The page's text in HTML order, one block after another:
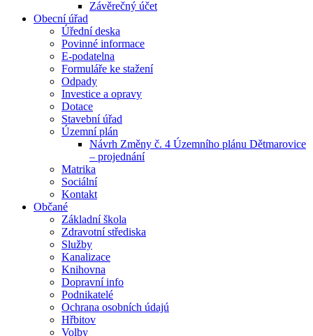
Závěrečný účet
Obecní úřad
Úřední deska
Povinné informace
E-podatelna
Formuláře ke stažení
Odpady
Investice a opravy
Dotace
Stavební úřad
Územní plán
Návrh Změny č. 4 Územního plánu Dětmarovice
– projednání
Matrika
Sociální
Kontakt
Občané
Základní škola
Zdravotní střediska
Služby
Kanalizace
Knihovna
Dopravní info
Podnikatelé
Ochrana osobních údajú
Hřbitov
Volby